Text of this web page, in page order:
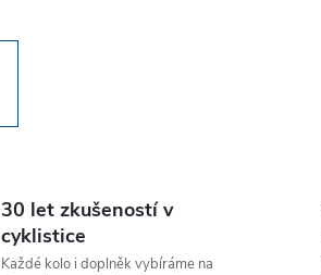
30 let zkušeností v
cyklistice
Každé kolo i doplněk vybíráme na